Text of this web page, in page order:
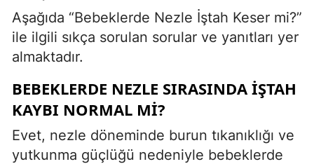
Aşağıda “Bebeklerde Nezle İştah Keser mi?”
ile ilgili sıkça sorulan sorular ve yanıtları yer
almaktadır.
BEBEKLERDE NEZLE SIRASINDA IŞTAH
KAYBI NORMAL MI?
Evet, nezle döneminde burun tıkanıklığı ve
yutkunma güçlüğü nedeniyle bebeklerde